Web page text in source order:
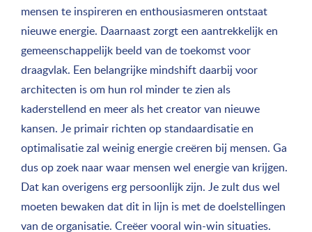
mensen te inspireren en enthousiasmeren ontstaat
nieuwe energie. Daarnaast zorgt een aantrekkelijk en
gemeenschappelijk beeld van de toekomst voor
draagvlak. Een belangrijke mindshift daarbij voor
architecten is om hun rol minder te zien als
kaderstellend en meer als het creator van nieuwe
kansen. Je primair richten op standaardisatie en
optimalisatie zal weinig energie creëren bij mensen. Ga
dus op zoek naar waar mensen wel energie van krijgen.
Dat kan overigens erg persoonlijk zijn. Je zult dus wel
moeten bewaken dat dit in lijn is met de doelstellingen
van de organisatie. Creëer vooral win-win situaties.